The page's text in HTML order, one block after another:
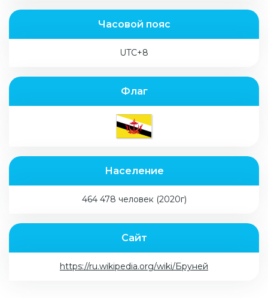
Часовой пояс
UTC+8
Флаг
Население
464 478 человек (2020г)
Сайт
https://ru.wikipedia.org/wiki/Бруней